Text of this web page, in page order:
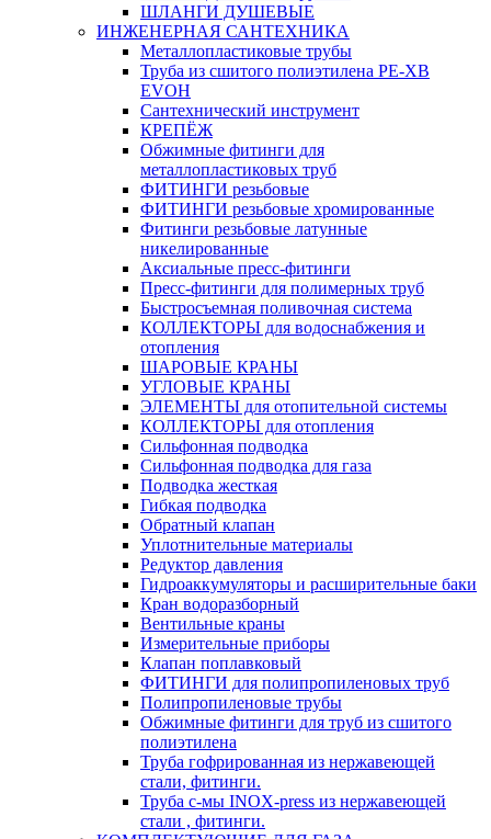
ШЛАНГИ ДУШЕВЫЕ
ИНЖЕНЕРНАЯ САНТЕХНИКА
Металлопластиковые трубы
Труба из сшитого полиэтилена PE-XB
EVOH
Сантехнический инструмент
КРЕПЁЖ
Обжимные фитинги для
металлопластиковых труб
ФИТИНГИ резьбовые
ФИТИНГИ резьбовые хромированные
Фитинги резьбовые латунные
никелированные
Аксиальные пресс-фитинги
Пресс-фитинги для полимерных труб
Быстросъемная поливочная система
КОЛЛЕКТОРЫ для водоснабжения и
отопления
ШАРОВЫЕ КРАНЫ
УГЛОВЫЕ КРАНЫ
ЭЛЕМЕНТЫ для отопительной системы
КОЛЛЕКТОРЫ для отопления
Сильфонная подводка
Cильфонная подводка для газа
Подводка жесткая
Гибкая подводка
Обратный клапан
Уплотнительные материалы
Редуктор давления
Гидроаккумуляторы и расширительные баки
Кран водоразборный
Вентильные краны
Измерительные приборы
Клапан поплавковый
ФИТИНГИ для полипропиленовых труб
Полипропиленовые трубы
Обжимные фитинги для труб из сшитого
полиэтилена
Труба гофрированная из нержавеющей
стали, фитинги.
Труба с-мы INOX-press из нержавеющей
стали , фитинги.